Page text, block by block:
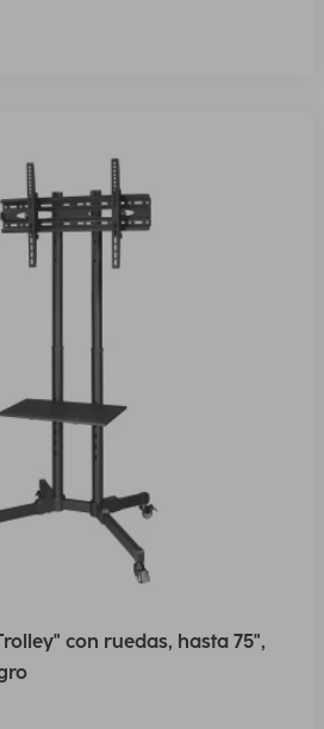
con ruedas, hasta 75",